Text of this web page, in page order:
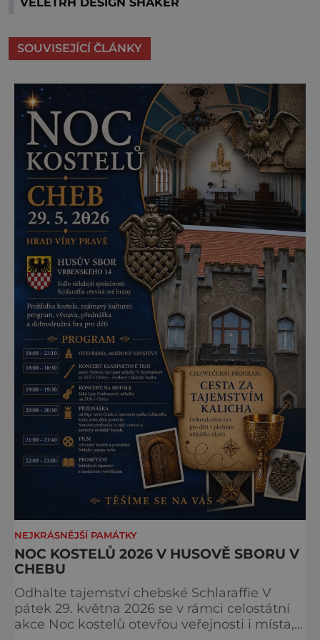
SOUVISEJÍCÍ ČLÁNKY
NEJKRÁSNĚJŠÍ PAMÁTKY
NOC KOSTELŮ 2026 V HUSOVĚ SBORU V
CHEBU
Odhalte tajemství chebské Schlaraffie V
pátek 29. května 2026 se v rámci celostátní
akce Noc kostelů otevřou veřejnosti i místa,